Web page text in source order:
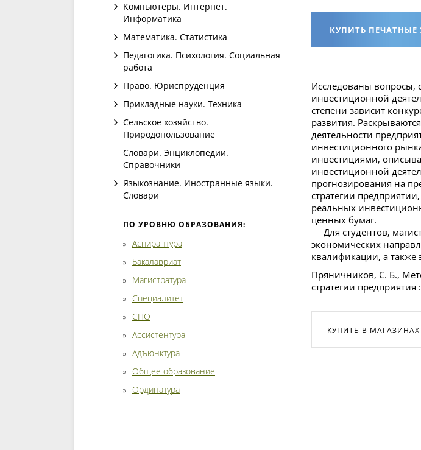
Компьютеры. Интернет.
Информатика
Математика. Статистика
Педагогика. Психология. Социальная
работа
Право. Юриспруденция
Прикладные науки. Техника
Сельское хозяйство.
Природопользование
Словари. Энциклопедии.
Справочники
Языкознание. Иностранные языки.
Словари
ПО УРОВНЮ ОБРАЗОВАНИЯ:
Аспирантура
Бакалавриат
Магистратура
Специалитет
СПО
Ассистентура
Адъюнктура
Общее образование
Ординатура
КУПИТЬ
Исследованы вопросы,
инвестиционной
степени зависит
развития.
деятельности
инвестиционного
инвестициями,
инвестиционной
прогнозирования на
стратегии
реальных
ценных бумаг.
Для студентов,
экономических
квалификации, а
Пряничников, С. Б.,
стратегии
КУПИТЬ В МАГАЗИНАХ